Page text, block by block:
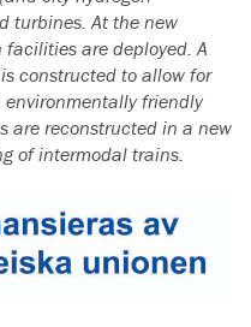
turbines. At the new
are deployed. A
constructed to allow for
friendly
are reconstructed in a new
of intermodal trains.